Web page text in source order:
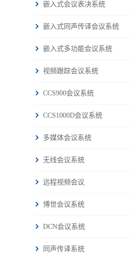
嵌入式会议表决系统
嵌入式同声传译会议系统
嵌入式多功能会议系统
视频跟踪会议系统
CCS900会议系统
CCS1000D会议系统
多媒体会议系统
无线会议系统
远程视频会议
博世会议系统
DCN会议系统
同声传译系统